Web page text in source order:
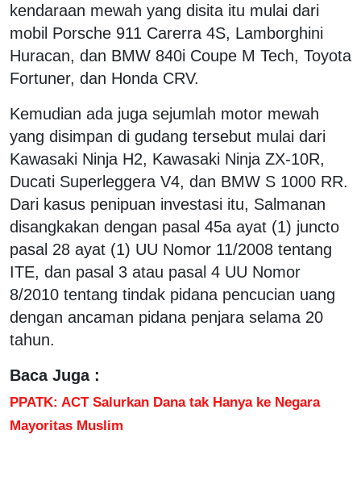
kendaraan mewah yang disita itu mulai dari
mobil Porsche 911 Carerra 4S, Lamborghini
Huracan, dan BMW 840i Coupe M Tech, Toyota
Fortuner, dan Honda CRV.
Kemudian ada juga sejumlah motor mewah
yang disimpan di gudang tersebut mulai dari
Kawasaki Ninja H2, Kawasaki Ninja ZX-10R,
Ducati Superleggera V4, dan BMW S 1000 RR.
Dari kasus penipuan investasi itu, Salmanan
disangkakan dengan pasal 45a ayat (1) juncto
pasal 28 ayat (1) UU Nomor 11/2008 tentang
ITE, dan pasal 3 atau pasal 4 UU Nomor
8/2010 tentang tindak pidana pencucian uang
dengan ancaman pidana penjara selama 20
tahun.
Baca Juga :
PPATK: ACT Salurkan Dana tak Hanya ke Negara
Mayoritas Muslim